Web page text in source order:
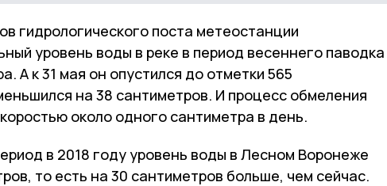
гидрологического поста метеостанции
уровень воды в реке в период весеннего паводка
А к 31 мая он опустился до отметки 565
на 38 сантиметров. И процесс обмеления
около одного сантиметра в день.
в 2018 году уровень воды в Лесном Воронеже
то есть на 30 сантиметров больше, чем сейчас.